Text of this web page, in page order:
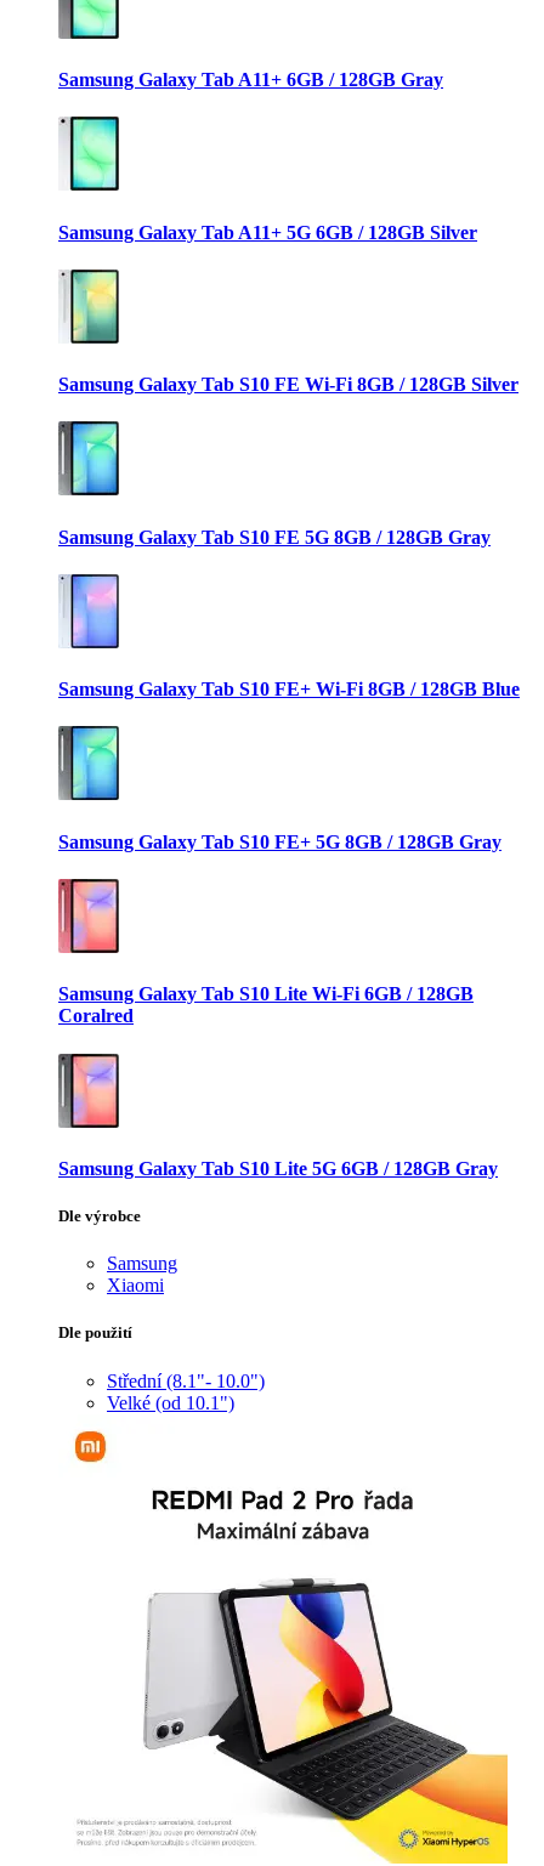
Samsung Galaxy Tab A11+ 6GB / 128GB Gray
Samsung Galaxy Tab A11+ 5G 6GB / 128GB Silver
Samsung Galaxy Tab S10 FE Wi-Fi 8GB / 128GB Silver
Samsung Galaxy Tab S10 FE 5G 8GB / 128GB Gray
Samsung Galaxy Tab S10 FE+ Wi-Fi 8GB / 128GB Blue
Samsung Galaxy Tab S10 FE+ 5G 8GB / 128GB Gray
Samsung Galaxy Tab S10 Lite Wi-Fi 6GB / 128GB
Coralred
Samsung Galaxy Tab S10 Lite 5G 6GB / 128GB Gray
Dle výrobce
Samsung
Xiaomi
Dle použití
Střední (8.1"- 10.0")
Velké (od 10.1")